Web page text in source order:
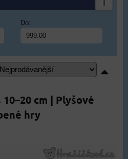
Do:
cm | Plyšové
hry